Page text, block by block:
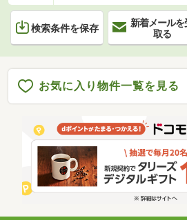
検索条件を保存
新着メールを
取る
お気に入り物件一覧を見る